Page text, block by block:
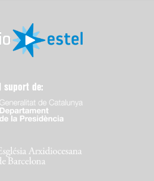
suport de: